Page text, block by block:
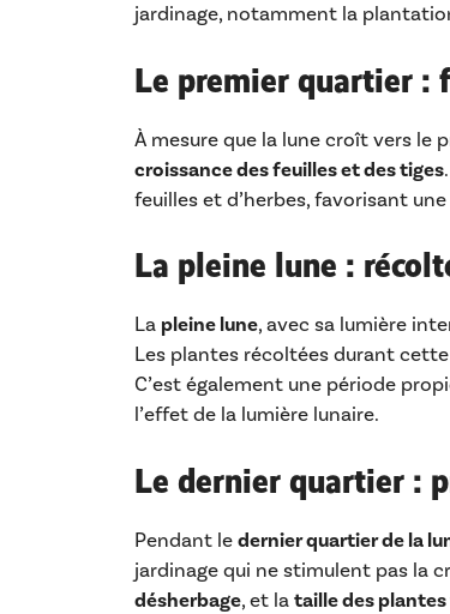
jardinage, notamment la
Le premier quartier :
À mesure que la lune croît vers le
croissance des feuilles et des tiges
feuilles et d’herbes, favorisant
La pleine lune :
La pleine lune, avec sa lumière
Les plantes récoltées durant
C’est également une période
l’effet de la lumière lunaire.
Le dernier quartier :
Pendant le dernier quartier de la
jardinage qui ne stimulent pas la
désherbage, et la taille des